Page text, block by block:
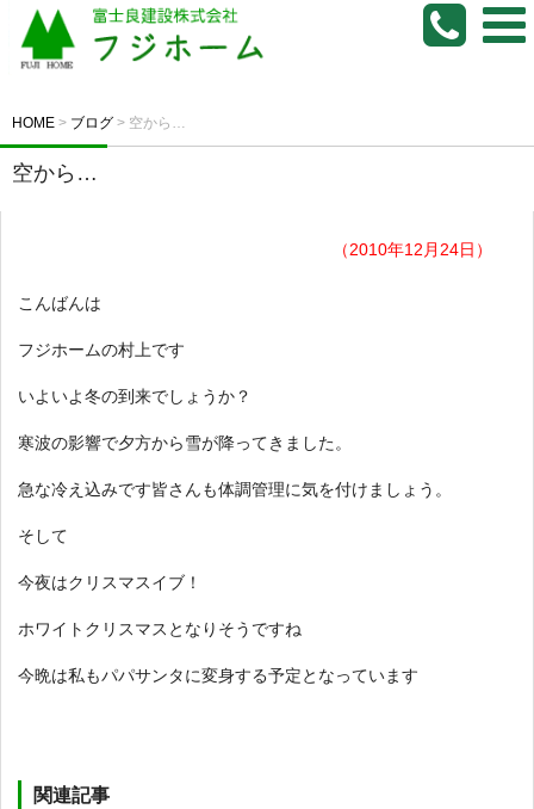
HOME > ブログ > 空から…
空から…
（2010年12月24日）
こんばんは
フジホームの村上です
いよいよ冬の到来でしょうか？
寒波の影響で夕方から雪が降ってきました。
急な冷え込みです皆さんも体調管理に気を付けましょう。
そして
今夜はクリスマスイブ！
ホワイトクリスマスとなりそうですね
今晩は私もパパサンタに変身する予定となっています
関連記事